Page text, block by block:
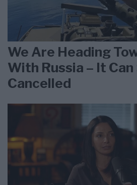
We Are Heading
With Russia – It
Cancelled